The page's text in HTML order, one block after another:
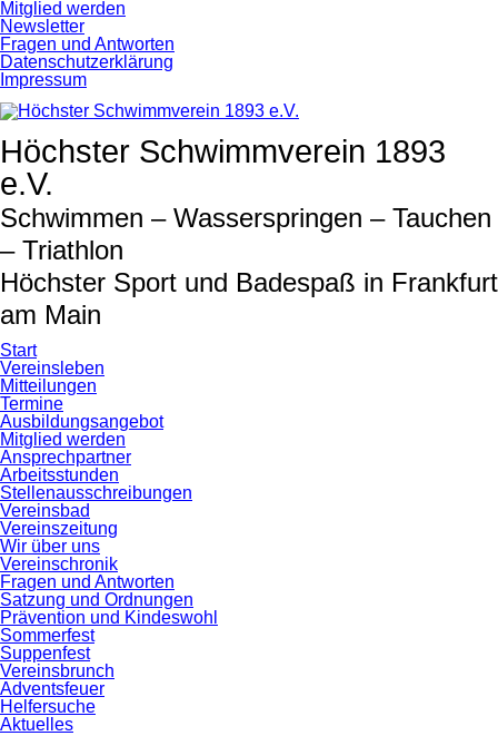
Navigation
überspringen
Mitglied werden
Newsletter
Fragen und Antworten
Datenschutzerklärung
Impressum
Höchster Schwimmverein 1893
e.V.
Schwimmen – Wasserspringen – Tauchen
– Triathlon
Höchster Sport und Badespaß in Frankfurt
am Main
Start
Vereinsleben
Mitteilungen
Termine
Ausbildungsangebot
Mitglied werden
Ansprechpartner
Arbeitsstunden
Stellenausschreibungen
Vereinsbad
Vereinszeitung
Wir über uns
Vereinschronik
Fragen und Antworten
Satzung und Ordnungen
Prävention und Kindeswohl
Sommerfest
Suppenfest
Vereinsbrunch
Adventsfeuer
Helfersuche
Aktuelles